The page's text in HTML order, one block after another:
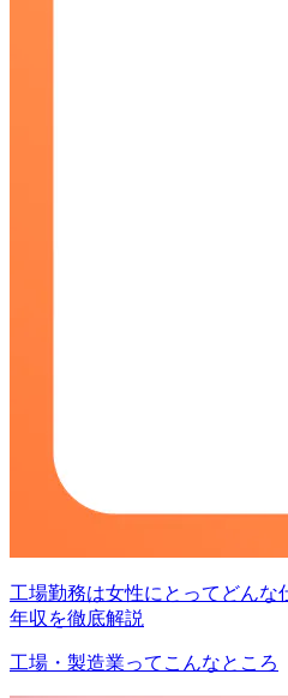
工場勤務は女性にとってどんな
年収を徹底解説
工場・製造業ってこんなところ